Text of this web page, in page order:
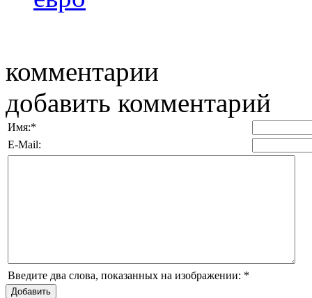
комментарии
добавить комментарий
Имя:*
E-Mail:
Введите два слова, показанных на изображении: *